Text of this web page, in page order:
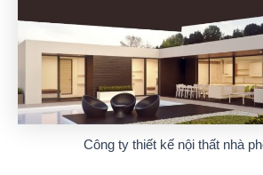
Công ty thiết kế nội thất nhà